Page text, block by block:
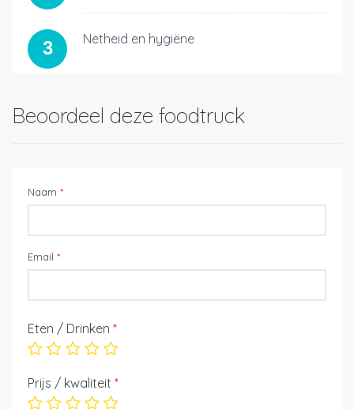
3 Netheid en hygiëne
Beoordeel deze foodtruck
Naam *
Email *
Eten / Drinken *
Prijs / kwaliteit *